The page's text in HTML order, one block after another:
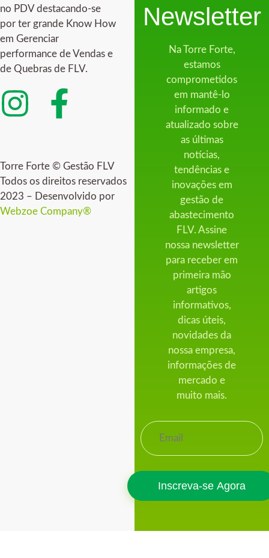
no PDV destacando-se
por ter grande Know How
em Gerenciar
performance de Vendas e
de Quebras de FLV.
Torre Forte © Gestão FLV
Todos os direitos reservados
2023 – Desenvolvido por
Webzoe Company®
Newsletter
Na Torre Forte,
estamos
comprometidos
em mantê-lo
informado e
atualizado sobre
as últimas
notícias,
tendências e
inovações em
gestão de
abastecimento
FLV. Assine
nossa newsletter
para receber em
primeira mão
artigos
informativos,
dicas úteis,
novidades da
nossa empresa,
informações de
mercado e
muito mais.
Inscreva-se Agora